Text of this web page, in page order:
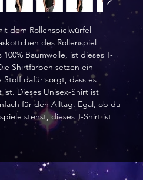
dem Rollenspielwürfel
des Rollenspiel
Baumwolle, ist dieses T-
Shirtfarben setzen ein
dafür sorgt, dass es
Dieses Unisex-Shirt ist
für den Alltag. Egal, ob du
stehst, dieses T-Shirt ist